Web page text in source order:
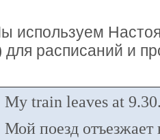
используем
для расписаний и
My train leaves at
Мой поезд отъезжает